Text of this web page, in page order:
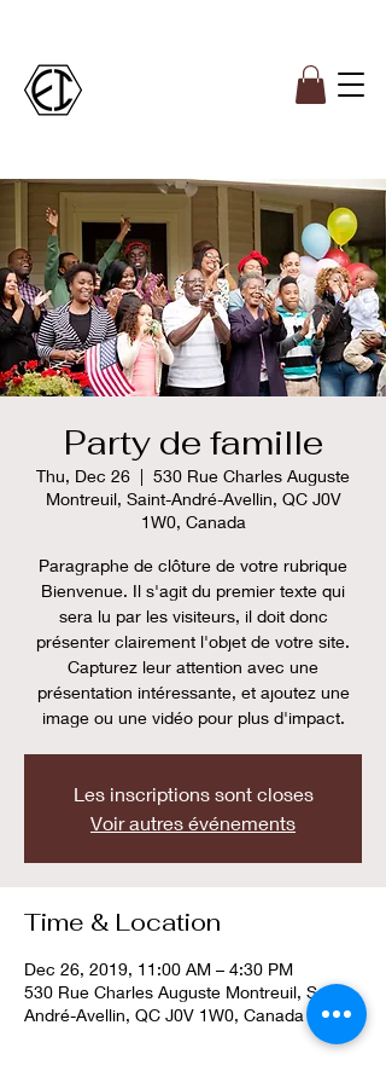
Party de famille
Thu, Dec 26
  |
530 Rue Charles Auguste
Montreuil, Saint-André-Avellin, QC J0V
1W0, Canada
Paragraphe de clôture de votre rubrique
Bienvenue. Il s'agit du premier texte qui
sera lu par les visiteurs, il doit donc
présenter clairement l'objet de votre site.
Capturez leur attention avec une
présentation intéressante, et ajoutez une
image ou une vidéo pour plus d'impact.
Les inscriptions sont closes
Voir autres événements
Time & Location
Dec 26, 2019, 11:00 AM – 4:30 PM
530 Rue Charles Auguste Montreuil, Saint-
André-Avellin, QC J0V 1W0, Canada